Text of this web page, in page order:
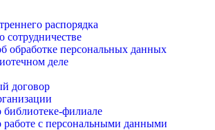
распорядка
сотрудничестве
обработке персональных данных
деле
договор
филиале
с персональными данными